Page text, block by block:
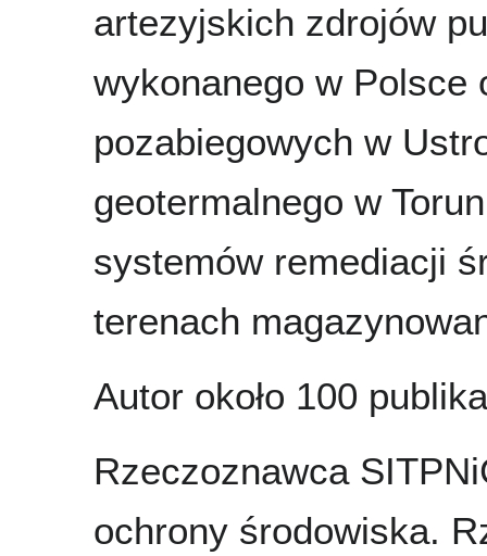
artezyjskich zdrojów
wykonanego w Polsce
pozabiegowych w
geotermalnego w
systemów remediacji
terenach
Autor około 100
Rzeczoznawca
ochrony środowiska.